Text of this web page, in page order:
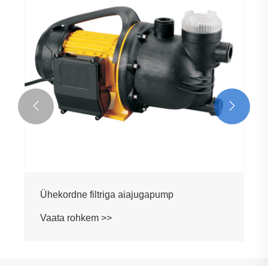
Ühekordne filtriga aiajugapump
Vaata rohkem >>
 